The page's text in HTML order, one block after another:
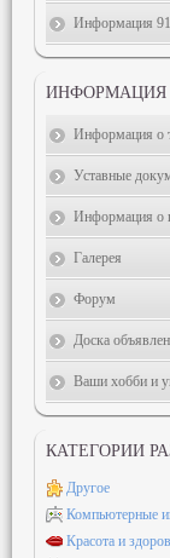
Информация
Информация о
Уставные
Информация о
Галерея
Форум
Доска
Ваши хобби и
КАТЕГОРИИ
Другое
Компьютерные
Красота и